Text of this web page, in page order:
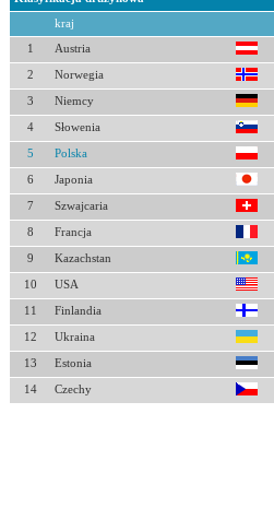
kraj
1 Austria
2 Norwegia
3 Niemcy
4 Słowenia
5 Polska
6 Japonia
7 Szwajcaria
8 Francja
9 Kazachstan
10 USA
11 Finlandia
12 Ukraina
13 Estonia
14 Czechy